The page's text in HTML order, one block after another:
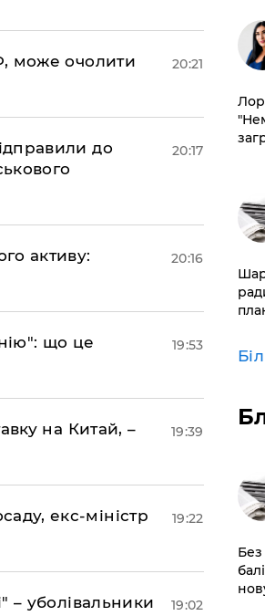
може очолити
20:21
до
20:17
активу:
20:16
що це
19:53
на Китай, –
19:39
екс-міністр
19:22
– уболівальники
19:02